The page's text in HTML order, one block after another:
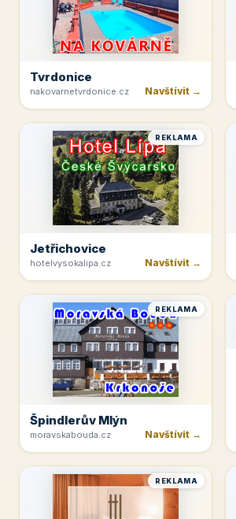
Tvrdonice
nakovarnetvrdonice.cz Navštívit →
REKLAMA
Jetřichovice
hotelvysokalipa.cz Navštívit →
REKLAMA
Špindlerův Mlýn
moravskabouda.cz Navštívit →
REKLAMA